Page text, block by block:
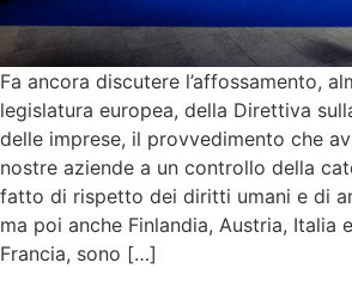
Fa ancora discutere l’affossamento,
legislatura europea, della Direttiva
delle imprese, il provvedimento che
nostre aziende a un controllo della
fatto di rispetto dei diritti umani e di
ma poi anche Finlandia, Austria, Italia
Francia, sono […]